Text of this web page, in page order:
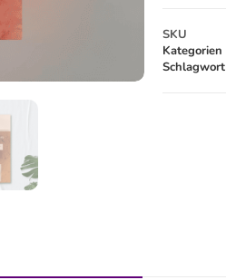
SKU
Kategorien
Schlagwort